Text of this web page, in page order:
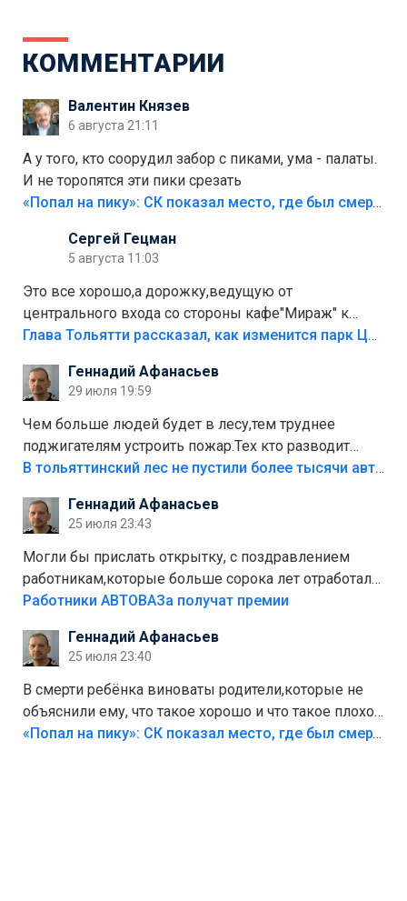
КОММЕНТАРИИ
Валентин Князев
6 августа 21:11
А у того, кто соорудил забор с пиками, ума - палаты.
И не торопятся эти пики срезать
«Попал на пику»: СК показал место, где был смертельно травмирован ребенок в Тольятти
Сергей Гецман
5 августа 11:03
Это все хорошо,а дорожку,ведущую от
центрального входа со стороны кафе"Мираж" к
аттракционам слабо доделать?А то бордюры
лежала в парке и испортилась.Да еще,видимо,часть
украли.
Глава Тольятти рассказал, как изменится парк Центрального района
Геннадий Афанасьев
29 июля 19:59
Чем больше людей будет в лесу,тем труднее
поджигателям устроить пожар.Тех кто разводит
костры,тех надо безбожно штрафовать.Камер полно
Штрафы мизерные.
В тольяттинский лес не пустили более тысячи автомобилей
Геннадий Афанасьев
25 июля 23:43
Могли бы прислать открытку, с поздравлением
работникам,которые больше сорока лет отработали
на предприятии.
Работники АВТОВАЗа получат премии
Геннадий Афанасьев
25 июля 23:40
В смерти ребёнка виноваты родители,которые не
объяснили ему, что такое хорошо и что такое плохо!
Лезть через такой забор,верх безумия,есть же
«Попал на пику»: СК показал место, где был смертельно травмирован ребенок в Тольятти